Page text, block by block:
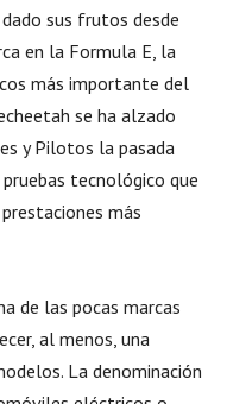
sus frutos desde
en la Formula E, la
más importante del
se ha alzado
y Pilotos la pasada
tecnológico que
más
de las pocas marcas
al menos, una
La denominación